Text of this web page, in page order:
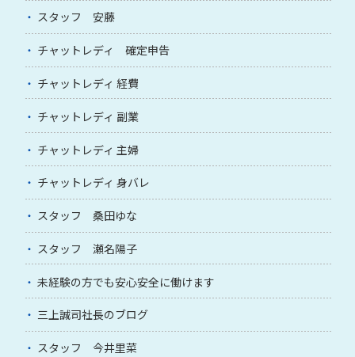
スタッフ 安藤
チャットレディ 確定申告
チャットレディ 経費
チャットレディ 副業
チャットレディ 主婦
チャットレディ 身バレ
スタッフ 桑田ゆな
スタッフ 瀬名陽子
未経験の方でも安心安全に働けます
三上誠司社長のブログ
スタッフ 今井里菜